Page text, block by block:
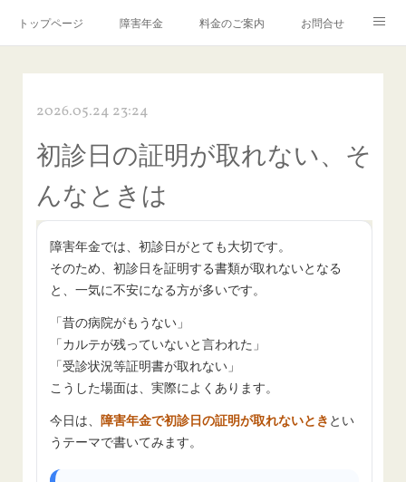
トップページ 障害年金 料金のご案内 お問合せ
2026.05.24 23:24
初診日の証明が取れない、そ
んなときは